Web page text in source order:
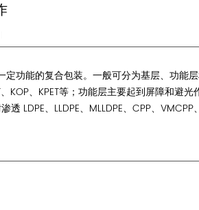
功能的复合包装。一般可分为基层、功能
KOP、KPET等；功能层主要起到屏障和避光
LDPE、LLDPE、MLLDPE、CPP、VMCPP